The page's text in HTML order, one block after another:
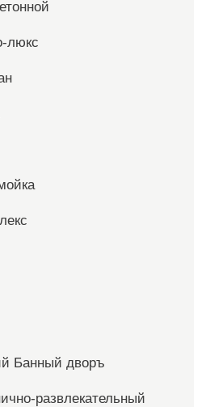
люкс
Банный дворъ
развлекательный